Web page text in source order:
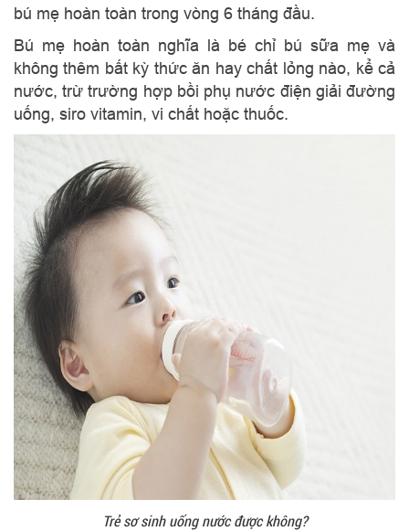
bú mẹ hoàn toàn trong vòng 6 tháng đầu.
Bú mẹ hoàn toàn nghĩa là bé chỉ bú sữa mẹ và
không thêm bất kỳ thức ăn hay chất lỏng nào, kể cả
nước, trừ trường hợp bồi phụ nước điện giải đường
uống, siro vitamin, vi chất hoặc thuốc.
Trẻ sơ sinh uống nước được không?